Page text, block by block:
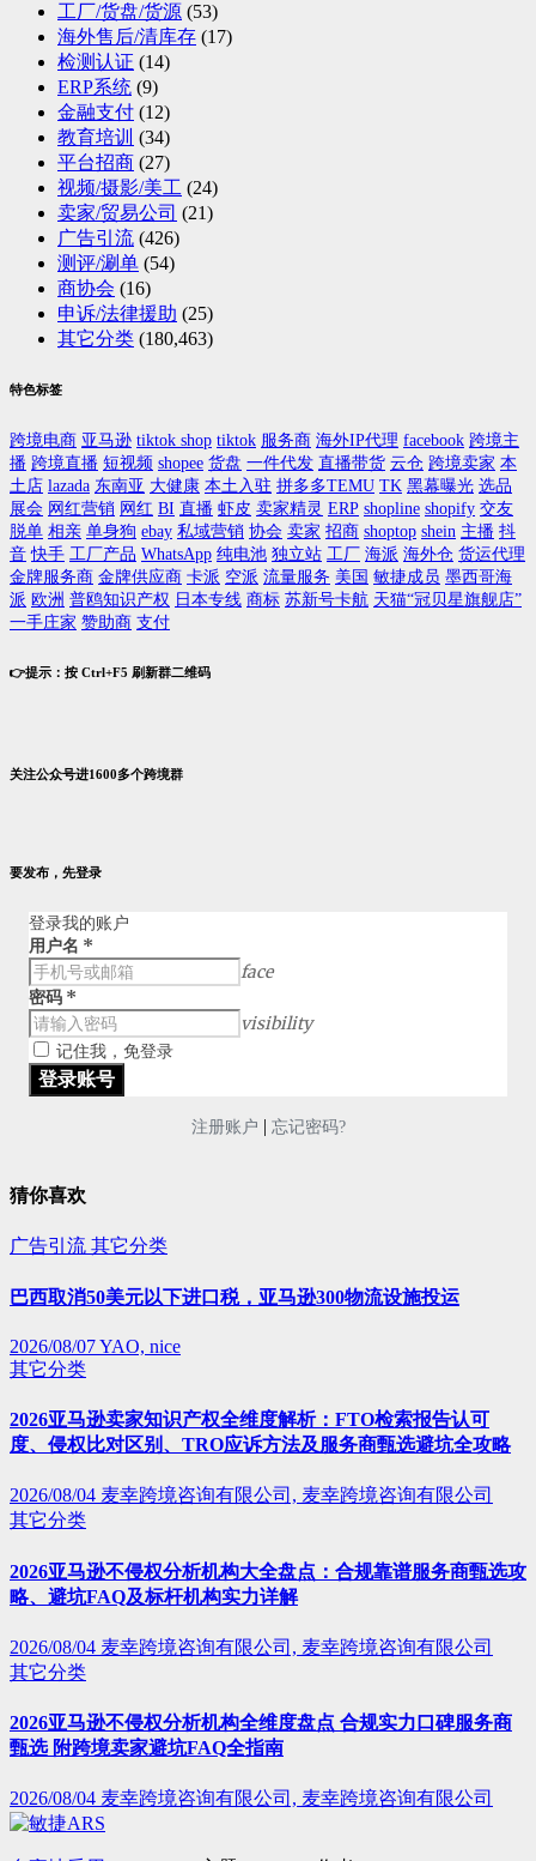
工厂/货盘/货源 (53)
海外售后/清库存 (17)
检测认证 (14)
ERP系统 (9)
金融支付 (12)
教育培训 (34)
平台招商 (27)
视频/摄影/美工 (24)
卖家/贸易公司 (21)
广告引流 (426)
测评/涮单 (54)
商协会 (16)
申诉/法律援助 (25)
其它分类 (180,463)
特色标签
跨境电商 亚马逊 tiktok shop tiktok 服务商 海外IP代理 facebook 跨境主
播 跨境直播 短视频 shopee 货盘 一件代发 直播带货 云仓 跨境卖家 本
土店 lazada 东南亚 大健康 本土入驻 拼多多TEMU TK 黑幕曝光 选品
展会 网红营销 网红 BI 直播 虾皮 卖家精灵 ERP shopline shopify 交友
脱单 相亲 单身狗 ebay 私域营销 协会 卖家 招商 shoptop shein 主播 抖
音 快手 工厂产品 WhatsApp 纯电池 独立站 工厂 海派 海外仓 货运代理
金牌服务商 金牌供应商 卡派 空派 流量服务 美国 敏捷成员 墨西哥海
派 欧洲 普鸥知识产权 日本专线 商标 苏新号卡航 天猫“冠贝星旗舰店”
一手庄家 赞助商 支付
👉提示：按 Ctrl+F5 刷新群二维码
关注公众号进1600多个跨境群
要发布，先登录
登录我的账户
用户名 *
face
密码 *
visibility
记住我，免登录
注册账户 | 忘记密码?
猜你喜欢
广告引流 其它分类
巴西取消50美元以下进口税，亚马逊300物流设施投运
2026/08/07YAO, nice
其它分类
2026亚马逊卖家知识产权全维度解析：FTO检索报告认可
度、侵权比对区别、TRO应诉方法及服务商甄选避坑全攻略
2026/08/04 麦幸跨境咨询有限公司, 麦幸跨境咨询有限公司
其它分类
2026亚马逊不侵权分析机构大全盘点：合规靠谱服务商甄选攻
略、避坑FAQ及标杆机构实力详解
2026/08/04 麦幸跨境咨询有限公司, 麦幸跨境咨询有限公司
其它分类
2026亚马逊不侵权分析机构全维度盘点 合规实力口碑服务商
甄选 附跨境卖家避坑FAQ全指南
2026/08/04 麦幸跨境咨询有限公司, 麦幸跨境咨询有限公司